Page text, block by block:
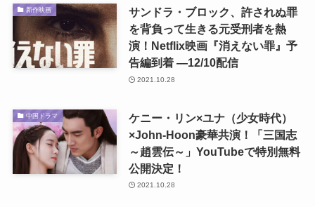
新作映画
サンドラ・ブロック、許されぬ罪
を背負って生きる元受刑者を熱
演！Netflix映画『消えない罪』予
告編到着 ―12/10配信
2021.10.28
中国ドラマ
ケニー・リン×ユナ（少女時代）
×John-Hoon豪華共演！「三国志
～趙雲伝～」YouTubeで特別無料
公開決定！
2021.10.28